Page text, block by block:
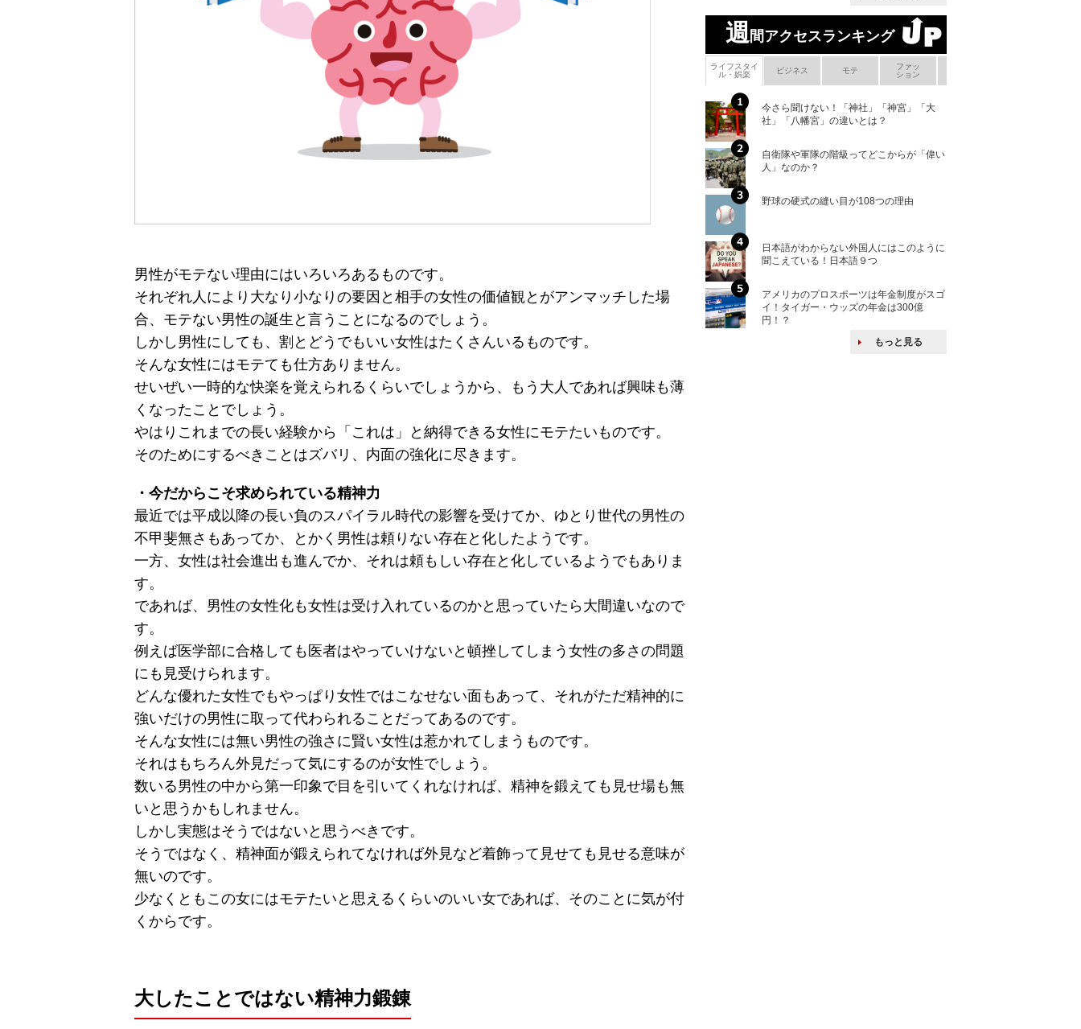
男性がモテない理由にはいろいろあるものです。
それぞれ人により大なり小なりの要因と相手の女性の価値観とがアンマッチした場
合、モテない男性の誕生と言うことになるのでしょう。
しかし男性にしても、割とどうでもいい女性はたくさんいるものです。
そんな女性にはモテても仕方ありません。
せいぜい一時的な快楽を覚えられるくらいでしょうから、もう大人であれば興味も薄
くなったことでしょう。
やはりこれまでの長い経験から「これは」と納得できる女性にモテたいものです。
そのためにするべきことはズバリ、内面の強化に尽きます。
・今だからこそ求められている精神力
最近では平成以降の長い負のスパイラル時代の影響を受けてか、ゆとり世代の男性の
不甲斐無さもあってか、とかく男性は頼りない存在と化したようです。
一方、女性は社会進出も進んでか、それは頼もしい存在と化しているようでもありま
す。
であれば、男性の女性化も女性は受け入れているのかと思っていたら大間違いなので
す。
例えば医学部に合格しても医者はやっていけないと頓挫してしまう女性の多さの問題
にも見受けられます。
どんな優れた女性でもやっぱり女性ではこなせない面もあって、それがただ精神的に
強いだけの男性に取って代わられることだってあるのです。
そんな女性には無い男性の強さに賢い女性は惹かれてしまうものです。
それはもちろん外見だって気にするのが女性でしょう。
数いる男性の中から第一印象で目を引いてくれなければ、精神を鍛えても見せ場も無
いと思うかもしれません。
しかし実態はそうではないと思うべきです。
そうではなく、精神面が鍛えられてなければ外見など着飾って見せても見せる意味が
無いのです。
少なくともこの女にはモテたいと思えるくらいのいい女であれば、そのことに気が付
くからです。
大したことではない精神力鍛錬
週間アクセスランキング
ライフスタイ
ル・娯楽
ビジネス モテ
ファッ
ション
今さら聞けない！「神社」「神宮」「大
社」「八幡宮」の違いとは？
自衛隊や軍隊の階級ってどこからが「偉い
人」なのか？
野球の硬式の縫い目が108つの理由
日本語がわからない外国人にはこのように
聞こえている！日本語９つ
アメリカのプロスポーツは年金制度がスゴ
イ！タイガー・ウッズの年金は300億
円！？
もっと見る